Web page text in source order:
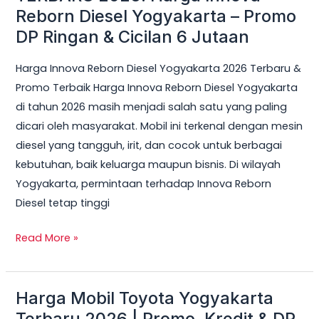
Reborn Diesel Yogyakarta – Promo
DP Ringan & Cicilan 6 Jutaan
Harga Innova Reborn Diesel Yogyakarta 2026 Terbaru &
Promo Terbaik Harga Innova Reborn Diesel Yogyakarta
di tahun 2026 masih menjadi salah satu yang paling
dicari oleh masyarakat. Mobil ini terkenal dengan mesin
diesel yang tangguh, irit, dan cocok untuk berbagai
kebutuhan, baik keluarga maupun bisnis. Di wilayah
Yogyakarta, permintaan terhadap Innova Reborn
Diesel tetap tinggi
Cicilan
6
Read More »
Harga Mobil Toyota Yogyakarta
Harga
Mobil